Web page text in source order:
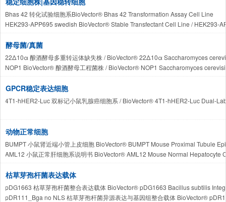
NCI-H2373 BioVector® Human Malignant Mesothelioma Cell Line / NCI-H2373
GM00107 BioVector® Human Fabry Disease Skin Fibroblast Cell Line / 人类法
HCC2998 BioVector® 人结肠癌细胞株BioVector® HCC2998 Human Colon
HOK-16B BioVector® 人口腔上皮永生化细胞株 / BioVector® HOK-16B Human
RBL30 BioVector® 人视网膜母细胞瘤细胞系 / BioVector® RBL30 Human
RBL7 BioVector®人视网膜母细胞瘤细胞系 / BioVector® RBL7 Human
CCLF_HNSC_0004_T BioVector® 人原代头颈部鳞状细胞癌细胞株Human
BioVector® CCLF_MELM_0026_T_B 人原代恶性黑色素瘤细胞株 / BioVector®
SW1736 BioVector® 人甲状腺未分化癌细胞株 / BioVector® SW1736 Human
TK-1B BioVector® 小鼠T淋巴细胞瘤细胞系 / BioVector® TK-1B Mouse T-Cell
SPEC-2 BioVector®人子宫内膜浆液性腺癌细胞株 / BioVector® SPEC-2 Human
Bhas 42 转化试验细胞系BioVector® Bhas 42 Transformation Assay Cell Line
HEK293-APP695 swedish BioVector® Stable Transfectant Cell Line / HEK293-
GPER (GPR30) BioVector® Stable Overexpressing Model Cell Line / GPER
293T-CCR5-CD4 BioVector® 人胚肾双表达工程细胞株 / BioVector® Human
HepG2-FUT8 BioVector®人肝细胞癌 FUT8 稳定过表达细胞株 / BioVector®
Huh-7/AFP-L3 BioVector® 人肝细胞癌高 AFP 分泌亚株 / BioVector® Human
PLC/PRF/5 BioVector® 人肝癌细胞株 / BioVector® Human PLC/PRF/5
酵母菌/真菌
22Δ10α 酿酒酵母多重转运体缺失株 / BioVector® 22Δ10α Saccharomyces
NOP1 BioVector® 酿酒酵母工程菌株 / BioVector® NOP1 Saccharomyces
22Delta10a BioVector® 22Δ10a酿酒酵母多重氨基酸转运缺陷工程株
23344c Saccharomyces cerevisiae BioVector®酵母氮源代谢与转运研究模式菌
GPCR稳定表达细胞
4T1-hHER2-Luc 双标记小鼠乳腺癌细胞系 / BioVector® 4T1-hHER2-Luc Dual-
动物正常细胞
BUMPT 小鼠肾近端小管上皮细胞 BioVector® BUMPT Mouse Proximal Tubule
AML12 小鼠正常肝细胞系说明书 BioVector® AML12 Mouse Normal Hepatocyte
3B-11 BioVector® 小鼠血管内皮细胞系 / BioVector® 3B-11 Mouse Vascular
RGM10742 BioVector® 大鼠正常胃粘膜上皮细胞株 / BioVector® RGM10742
MDOK BioVector® 羊肾上皮细胞株BioVector® MDOK Ovine Kidney Epithelial
枯草芽孢杆菌表达载体
pDG1663 枯草芽孢杆菌整合表达载体 BioVector® pDG1663 Bacillus subtilis
pDR111_Bga no NLS 枯草芽孢杆菌异源表达与基因组整合载体 BioVector®